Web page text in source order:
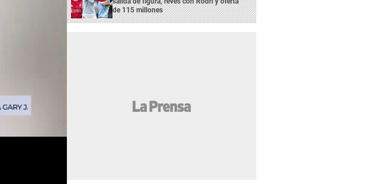
de 115 millones